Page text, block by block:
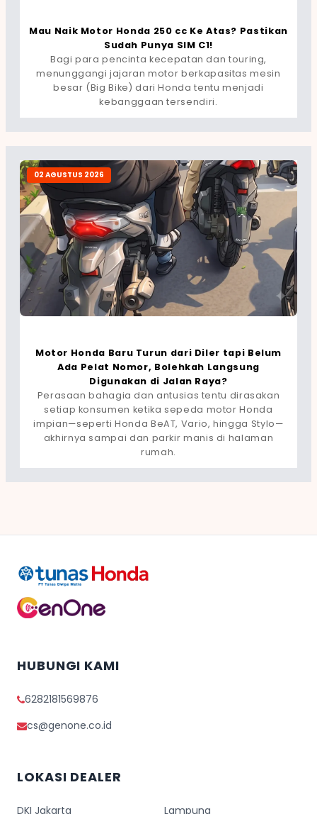
Mau Naik Motor Honda 250 cc Ke Atas? Pastikan
Sudah Punya SIM C1!
Bagi para pencinta kecepatan dan touring,
menunggangi jajaran motor berkapasitas mesin
besar (Big Bike) dari Honda tentu menjadi
kebanggaan tersendiri.
02 AGUSTUS 2026
Motor Honda Baru Turun dari Diler tapi Belum
Ada Pelat Nomor, Bolehkah Langsung
Digunakan di Jalan Raya?
Perasaan bahagia dan antusias tentu dirasakan
setiap konsumen ketika sepeda motor Honda
impian—seperti Honda BeAT, Vario, hingga Stylo—
akhirnya sampai dan parkir manis di halaman
rumah.
HUBUNGI KAMI
6282181569876
cs@genone.co.id
LOKASI DEALER
DKI Jakarta Lampung